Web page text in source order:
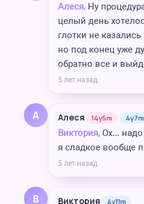
Алеся, Ну
целый день
глотки не
но под конец уже
обратно все и
5 лет назад
А Алеся 14y5m 4y7m
Виктория, Ох… надо
я сладкое вообще
5 лет назад
В Виктория 4y11m